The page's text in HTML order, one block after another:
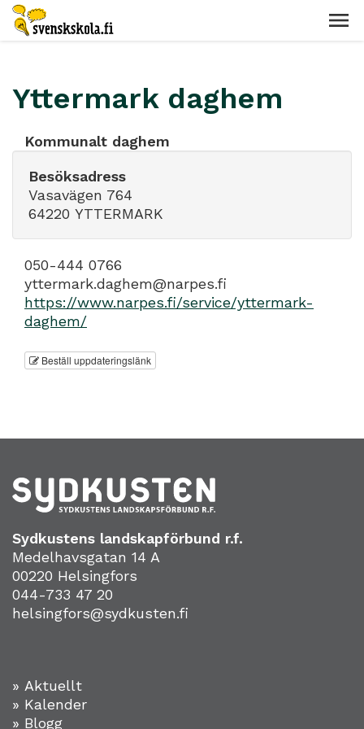
Yttermark daghem
Kommunalt daghem
Besöksadress
Vasavägen 764
64220 YTTERMARK
050-444 0766
yttermark.daghem@narpes.fi
https://www.narpes.fi/service/yttermark-
daghem/
Beställ uppdateringslänk
Sydkustens landskapförbund r.f.
Medelhavsgatan 14 A
00220 Helsingfors
044-733 47 20
helsingfors@sydkusten.fi
» Aktuellt
» Kalender
» Blogg